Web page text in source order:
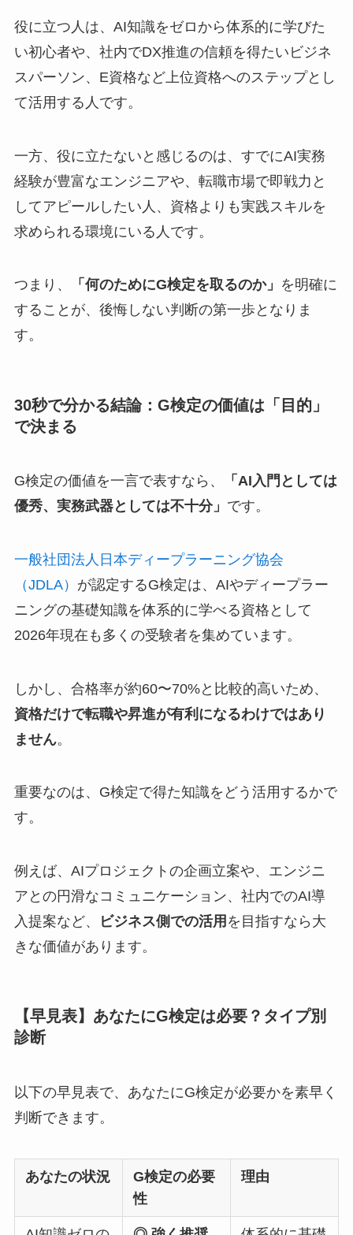
役に立つ人は、AI知識をゼロから体系的に学びた
い初心者や、社内でDX推進の信頼を得たいビジネ
スパーソン、E資格など上位資格へのステップとし
て活用する人です。
一方、役に立たないと感じるのは、すでにAI実務
経験が豊富なエンジニアや、転職市場で即戦力と
してアピールしたい人、資格よりも実践スキルを
求められる環境にいる人です。
つまり、 「何のためにG検定を取るのか」 を明確に
することが、後悔しない判断の第一歩となりま
す。
30秒で分かる結論：G検定の価値は「目的」
で決まる
G検定の価値を一言で表すなら、
「AI入門としては
優秀、実務武器としては不十分」 です。
一般社団法人日本ディープラーニング協会
（JDLA） が認定するG検定は、AIやディープラー
ニングの基礎知識を体系的に学べる資格として
2026年現在も多くの受験者を集めています。
しかし、合格率が約60〜70%と比較的高いため、
資格だけで転職や昇進が有利になるわけではあり
ません。
重要なのは、G検定で得た知識をどう活用するかで
す。
例えば、AIプロジェクトの企画立案や、エンジニ
アとの円滑なコミュニケーション、社内でのAI導
入提案など、
ビジネス側での活用 を目指すなら大
きな価値があります。
【早見表】あなたにG検定は必要？タイプ別
診断
以下の早見表で、あなたにG検定が必要かを素早く
判断できます。
あなたの状況
G検定の必要
性
理由